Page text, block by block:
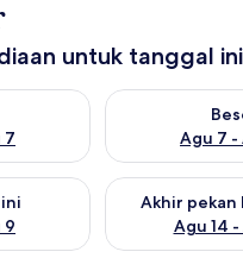
untuk tanggal ini
7
malam ini Agu 6 -
Agu 7 -
Periksa
9
untuk akhir pekan ini Agu 7
Akhir
Agu 14 -
Periksa